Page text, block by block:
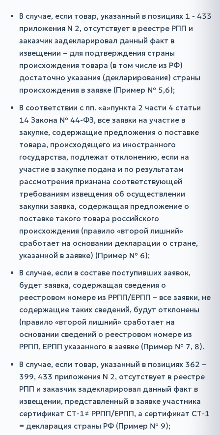
В случае, если товар, указанный в позициях 1 - 433
приложения N 2, отсутствует в реестре РПП и
заказчик задекларировал данный факт в
извещении – для подтверждения страны
происхождения товара (в том числе из РФ)
достаточно указания (декларирования) страны
происхождения в заявке (Пример № 5,6);
В соответствии с пп. «а»пункта 2 части 4 статьи
14 Закона № 44-ФЗ, все заявки на участие в
закупке, содержащие предложения о поставке
товара, происходящего из иностранного
государства, подлежат отклонению, если на
участие в закупке подана и по результатам
рассмотрения признана соответствующей
требованиям извещения об осуществлении
закупки заявка, содержащая предложение о
поставке такого товара российского
происхождения (правило «второй лишний»
сработает на основании декларации о стране,
указанной в заявке) (Пример № 6);
В случае, если в составе поступивших заявок,
будет заявка, содержащая сведения о
реестровом номере из РРПП/ЕРПП – все заявки, не
содержащие таких сведений, будут отклонены
(правило «второй лишний» сработает на
основании сведений о реестровом номере из
РРПП, ЕРПП указанного в заявке (Пример № 7, 8).
В случае, если товар, указанный в позициях 362 –
399, 433 приложения N 2, отсутствует в реестре
РПП и заказчик задекларировал данный факт в
извещении, представленный в заявке участника
сертификат СТ-1≠ РРПП/ЕРПП, а сертификат СТ-1
= декларация страны РФ (Пример № 9);